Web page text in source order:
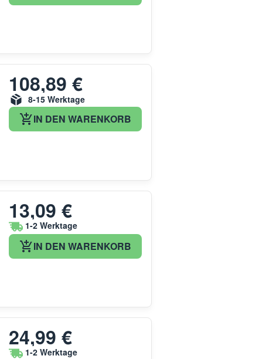
108,89 €
8-15 Werktage
IN DEN WARENKORB
13,09 €
1-2 Werktage
IN DEN WARENKORB
24,99 €
1-2 Werktage